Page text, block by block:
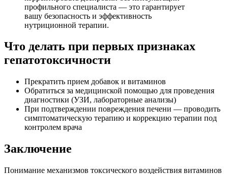
профильного специалиста — это гарантирует
вашу безопасность и эффективность
нутриционной терапии.
Что делать при первых признаках
гепатотоксичности
Прекратить прием добавок и витаминов
Обратиться за медицинской помощью для проведения
диагностики (УЗИ, лабораторные анализы)
При подтверждении повреждения печени — проводить
симптоматическую терапию и коррекцию терапии под
контролем врача
Заключение
Понимание механизмов токсического воздействия витаминов